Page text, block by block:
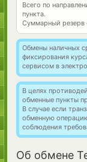
Всего по
пункта.
Суммарный резерв
Обмены наличных
фиксирования
сервисом в
В целях
обменные пункты
В случае если
обменную
соблюдения
Об обмене